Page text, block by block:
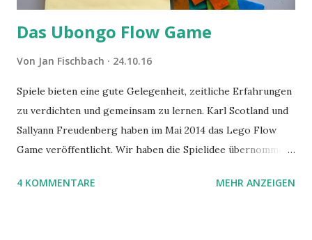
Das Ubongo Flow Game
Von Jan Fischbach 24.10.16
Spiele bieten eine gute Gelegenheit, zeitliche Erfahrungen
zu verdichten und gemeinsam zu lernen. Karl Scotland und
Sallyann Freudenberg haben im Mai 2014 das Lego Flow
Game veröffentlicht. Wir haben die Spielidee übernommen,
benutzen wir Material aus Grzegorz Rejchtmans Ubongo-
4 KOMMENTARE MEHR ANZEIGEN